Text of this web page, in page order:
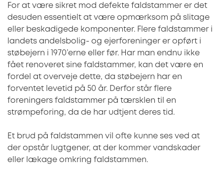
For at være sikret mod defekte faldstammer er det
desuden essentielt at være opmærksom på slitage
eller beskadigede komponenter. Flere faldstammer i
landets andelsbolig- og ejerforeninger er opført i
støbejern i 1970’erne eller før. Har man endnu ikke
fået renoveret sine faldstammer, kan det være en
fordel at overveje dette, da støbejern har en
forventet levetid på 50 år. Derfor står flere
foreningers faldstammer på tærsklen til en
strømpeforing, da de har udtjent deres tid.
Et brud på faldstammen vil ofte kunne ses ved at
der opstår lugtgener, at der kommer vandskader
eller lækage omkring faldstammen.